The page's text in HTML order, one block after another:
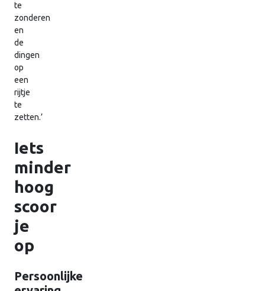
te
zonderen
en
de
dingen
op
een
rijtje
te
zetten.’
Iets
minder
hoog
scoor
je
op
Persoonlijke